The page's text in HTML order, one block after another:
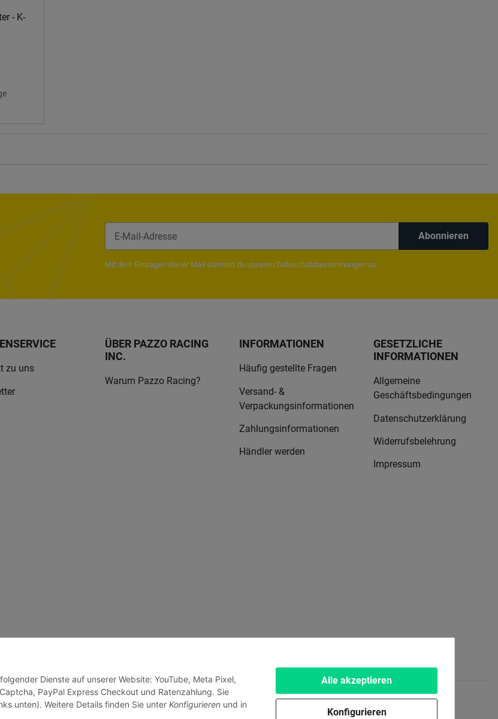
Alle akzeptieren
Konfigurieren
Dienste auf unserer Website: YouTube, Meta Pixel,
PayPal Express Checkout und Ratenzahlung. Sie
unten). Weitere Details finden Sie unter Konfigurieren und in
- K-
Abonnieren
Mit dem Eintragen deiner Mail stimmst du unseren Dateschutzbestimmungen zu.
zu uns
ÜBER PAZZO RACING
INC.
Warum Pazzo Racing?
INFORMATIONEN
Häufig gestellte Fragen
Versand- &
Verpackungsinformationen
Zahlungsinformationen
Händler werden
GESETZLICHE
INFORMATIONEN
Allgemeine
Geschäftsbedingungen
Datenschutzerklärung
Widerrufsbelehrung
Impressum